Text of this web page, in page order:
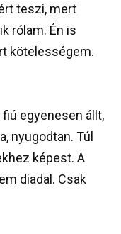
teszi, mert
rólam. Én is
kötelességem.
egyenesen állt,
nyugodtan. Túl
képest. A
diadal. Csak